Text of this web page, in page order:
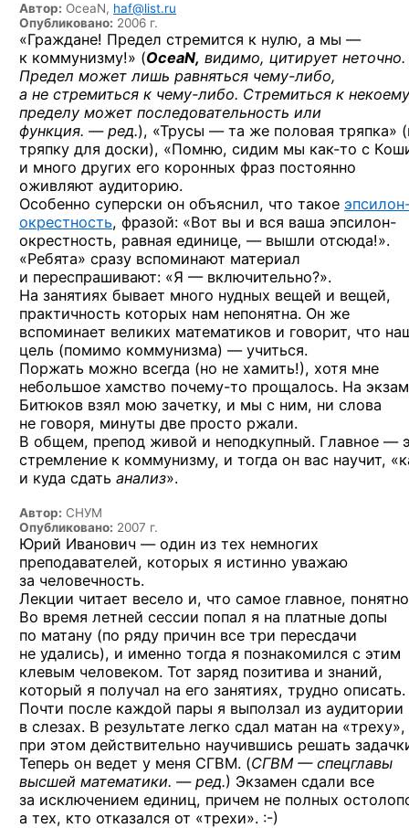
Автор: OceaN, haf@list.ru
Опубликовано: 2006 г.
«Граждане! Предел стремится к нулю, а мы —
к коммунизму!» (OceaN, видимо, цитирует неточно.
Предел может лишь равняться чему-либо,
а не стремиться к чему-либо. Стремиться к некоему
пределу может последовательность или
функция. — ред.), «Трусы — та же половая тряпка»
тряпку для доски), «Помню, сидим мы как-то с
и много других его коронных фраз постоянно
оживляют аудиторию.
Особенно суперски он объяснил, что такое
окрестность, фразой: «Вот вы и вся ваша эпсилон-
окрестность, равная единице, — вышли отсюда!».
«Ребята» сразу вспоминают материал
и переспрашивают: «Я — включительно?».
На занятиях бывает много нудных вещей и вещей,
практичность которых нам непонятна. Он же
вспоминает великих математиков и говорит, что
цель (помимо коммунизма) — учиться.
Поржать можно всегда (но не хамить!), хотя мне
небольшое хамство почему-то прощалось. На
Битюков взял мою зачетку, и мы с ним, ни слова
не говоря, минуты две просто ржали.
В общем, препод живой и неподкупный. Главное —
стремление к коммунизму, и тогда он вас научит,
и куда сдать анализ».
Автор: СНУМ
Опубликовано: 2007 г.
Юрий Иванович — один из тех немногих
преподавателей, которых я истинно уважаю
за человечность.
Лекции читает весело и, что самое главное,
Во время летней сессии попал я на платные допы
по матану (по ряду причин все три пересдачи
не удались), и именно тогда я познакомился с этим
клевым человеком. Тот заряд позитива и знаний,
который я получал на его занятиях, трудно описать.
Почти после каждой пары я выползал из аудитории
в слезах. В результате легко сдал матан на «треху»,
при этом действительно научившись решать
Теперь он ведет у меня СГВМ. (СГВМ — спецглавы
высшей математики. — ред.) Экзамен сдали все
за исключением единиц, причем не полных
а тех, кто отказался от «трехи». :-)